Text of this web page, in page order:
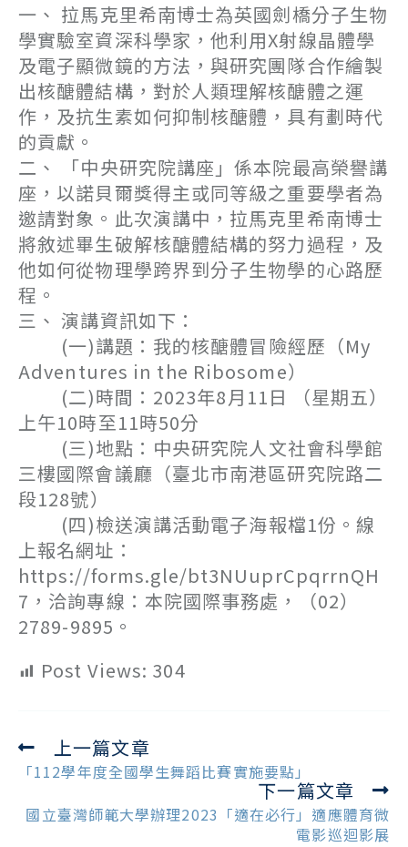
一、 拉馬克里希南博士為英國劍橋分子生物
學實驗室資深科學家，他利用X射線晶體學
及電子顯微鏡的方法，與研究團隊合作繪製
出核醣體結構，對於人類理解核醣體之運
作，及抗生素如何抑制核醣體，具有劃時代
的貢獻。
二、 「中央研究院講座」係本院最高榮譽講
座，以諾貝爾獎得主或同等級之重要學者為
邀請對象。此次演講中，拉馬克里希南博士
將敘述畢生破解核醣體結構的努力過程，及
他如何從物理學跨界到分子生物學的心路歷
程。
三、 演講資訊如下：
(一)講題：我的核醣體冒險經歷（My
Adventures in the Ribosome）
(二)時間：2023年8月11日 （星期五）
上午10時至11時50分
(三)地點：中央研究院人文社會科學館
三樓國際會議廳（臺北市南港區研究院路二
段128號）
(四)檢送演講活動電子海報檔1份。線
上報名網址：
https://forms.gle/bt3NUuprCpqrrnQH
7，洽詢專線：本院國際事務處，（02）
2789-9895。
Post Views: 304
Read
more
上一篇文章
「112學年度全國學生舞蹈比賽實施要點」
下一篇文章
國立臺灣師範大學辦理2023「適在必行」適應體育微
電影巡迴影展